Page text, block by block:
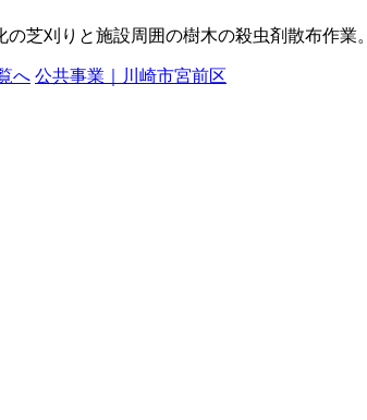
芝刈りと施設周囲の樹木の殺虫剤散布作業。
へ 公共事業｜川崎市宮前区